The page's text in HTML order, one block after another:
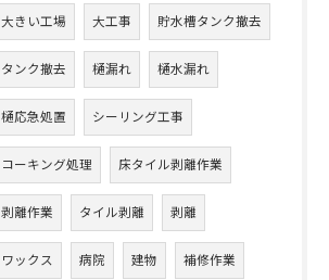
大きい工場 大工事 貯水槽タンク撤去
タンク撤去 樋漏れ 樋水漏れ
樋応急処置 シーリング工事
コーキング処理 床タイル剥離作業
剥離作業 タイル剥離 剥離
ワックス 病院 建物 補修作業